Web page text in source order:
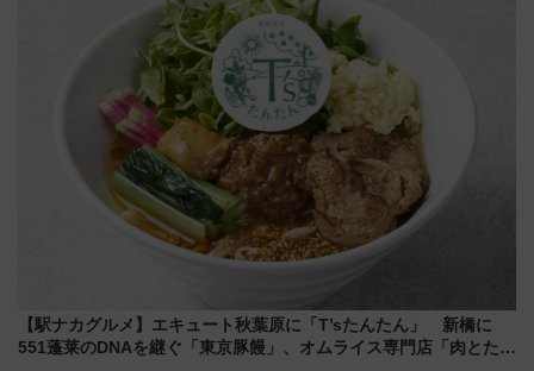
【駅ナカグルメ】エキュート秋葉原に「T’sたんたん」 新橋に
551蓬莱のDNAを継ぐ「東京豚饅」、オムライス専門店「肉とたま